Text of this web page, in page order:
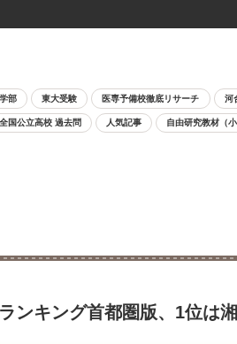
部 東大受験 医専予備校徹底リサーチ 河
全国公立高校 過去問 人気記事 自由研究教材（小
ンキング首都圏版、1位は